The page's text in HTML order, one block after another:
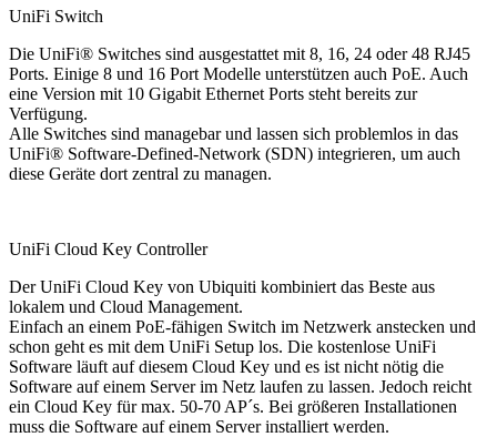
UniFi Switch
Die UniFi® Switches sind ausgestattet mit 8, 16, 24 oder 48 RJ45
Ports. Einige 8 und 16 Port Modelle unterstützen auch PoE. Auch
eine Version mit 10 Gigabit Ethernet Ports steht bereits zur
Verfügung.
Alle Switches sind managebar und lassen sich problemlos in das
UniFi® Software-Defined-Network (SDN) integrieren, um auch
diese Geräte dort zentral zu managen.
UniFi Cloud Key Controller
Der UniFi Cloud Key von Ubiquiti kombiniert das Beste aus
lokalem und Cloud Management.
Einfach an einem PoE-fähigen Switch im Netzwerk anstecken und
schon geht es mit dem UniFi Setup los. Die kostenlose UniFi
Software läuft auf diesem Cloud Key und es ist nicht nötig die
Software auf einem Server im Netz laufen zu lassen. Jedoch reicht
ein Cloud Key für max. 50-70 AP´s. Bei größeren Installationen
muss die Software auf einem Server installiert werden.